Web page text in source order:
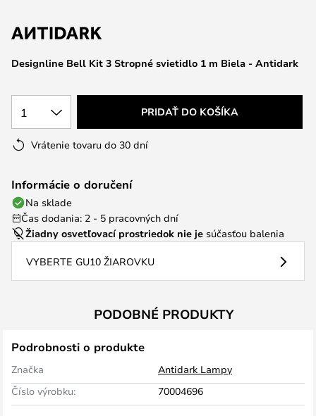
obrázkov
Designline Bell Kit 3 Stropné svietidlo 1 m Biela - Antidark
1 PRIDAŤ DO KOŠÍKA
Vrátenie tovaru do 30 dní
Informácie o doručení
Na sklade
Čas dodania: 2 - 5 pracovných dní
Žiadny osvetľovací prostriedok nie je súčasťou balenia
VYBERTE GU10 ŽIAROVKU
PODOBNÉ PRODUKTY
Podrobnosti o produkte
Značka
Antidark Lampy
Číslo výrobku:
70004696